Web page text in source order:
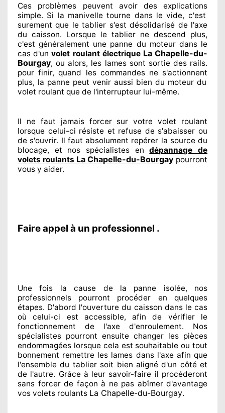
Ces problèmes
peuvent avoir des explications
simple. Si la manivelle tourne dans le vide, c'est
surement que le tablier s'est désolidarisé de l'axe
du caisson. Lorsque le tablier ne descend plus,
c'est généralement une panne du moteur dans le
cas d'unvolet roulant électrique La Chapelle-du-
Bourgay, ou alors, les lames sont sortiedes rails.
pour finir, quand les commandes ne s'actionnent
plus, la panne peut venir aussi bien du moteur du
volet roulant que de l'interrupteur lui-même.
Il ne faut jamais forcer sur votre volet roulant
lorsque celui-ci résiste et refuse de s'abaisser ou
de s'ouvrir. Il faut absolument repérer la sourcedu
blocage, et nos spécialistes endépannage de
volets roulants La Chapelle-du-Bourgay pourront
vous y aider.
Faire appel à un professionnel .
Une fois la cause de la panne isolée, nos
professionnels pourront procéder
en quelques
étapes. D'abord l'ouverture du caisson dans le cas
où celui-ci est accessible, afin de vérifier le
fonctionnement de l'axe d'enroulement. Nos
spécialistes pourront ensuite changer les pièces
endommagées lorsque cela est souhaitable ou tout
bonnement remettre les lames dans l'axe afin que
l'ensemble du tablier soit bien aligné d'un côté et
de l'autre. Grâce à leur savoir-faire il procéderont
sans forcer de façon à ne pas abîmerd'avantage
vos volets roulants La Chapelle-du-Bourgay.